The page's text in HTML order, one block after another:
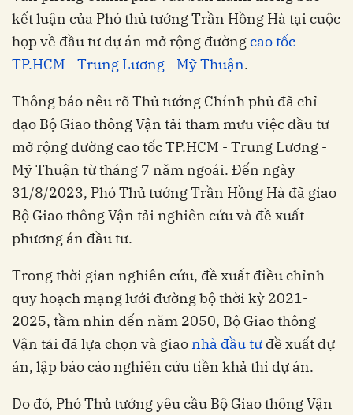
kết luận của Phó thủ tướng Trần Hồng Hà tại cuộc
họp về đầu tư dự án mở rộng đườngcao tốc
TP.HCM - Trung Lương - Mỹ Thuận.
Thông báo nêu rõ Thủ tướng Chính phủ đã chỉ
đạo Bộ Giao thông Vận tải tham mưu việc đầu tư
mở rộng đường cao tốc TP.HCM - Trung Lương -
Mỹ Thuận từ tháng 7 năm ngoái. Đến ngày
31/8/2023, Phó Thủ tướng Trần Hồng Hà đã giao
Bộ Giao thông Vận tải nghiên cứu và đề xuất
phương án đầu tư.
Trong thời gian nghiên cứu, đề xuất điều chỉnh
quy hoạch mạng lưới đường bộ thời kỳ 2021-
2025, tầm nhìn đến năm 2050, Bộ Giao thông
Vận tải đã lựa chọn và giaonhà đầu tư đề xuất dự
án, lập báo cáo nghiên cứu tiền khả thi dự án.
Do đó, Phó Thủ tướng yêu cầu Bộ Giao thông Vận